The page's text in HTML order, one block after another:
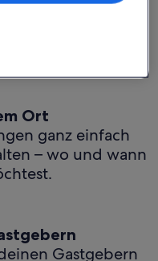
um die Uhr,
Ort
ganz einfach
– wo und wann
Gastgebern